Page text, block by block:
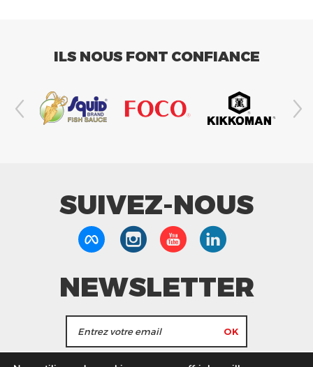
ILS NOUS FONT CONFIANCE
SUIVEZ-NOUS
NEWSLETTER
J'accepte de recevoir les actualités et les